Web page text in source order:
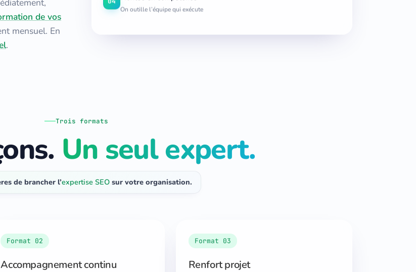
de vos
mensuel. En
.
On outille l’équipe qui exécute
Trois formats
Un seul expert.
de brancher l’expertise SEO sur votre organisation.
Format 02
Accompagnement continu
Format 03
Renfort projet